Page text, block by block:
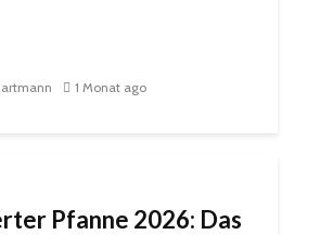
1 Monat ago
Pfanne 2026: Das